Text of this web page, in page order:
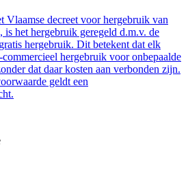
Vlaamse decreet voor hergebruik van
is het hergebruik geregeld d.m.v. de
hergebruik. Dit betekent dat elk
hergebruik voor onbepaalde
dat daar kosten aan verbonden zijn.
geldt een